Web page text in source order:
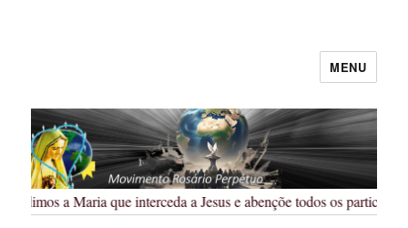
Rosário Perpétuo – Guarapuava/PR
MENU
Pedimos a Maria que interceda a Jesus e abençõe todos os